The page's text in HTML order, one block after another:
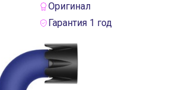
Оригинал
Гарантия 1 год